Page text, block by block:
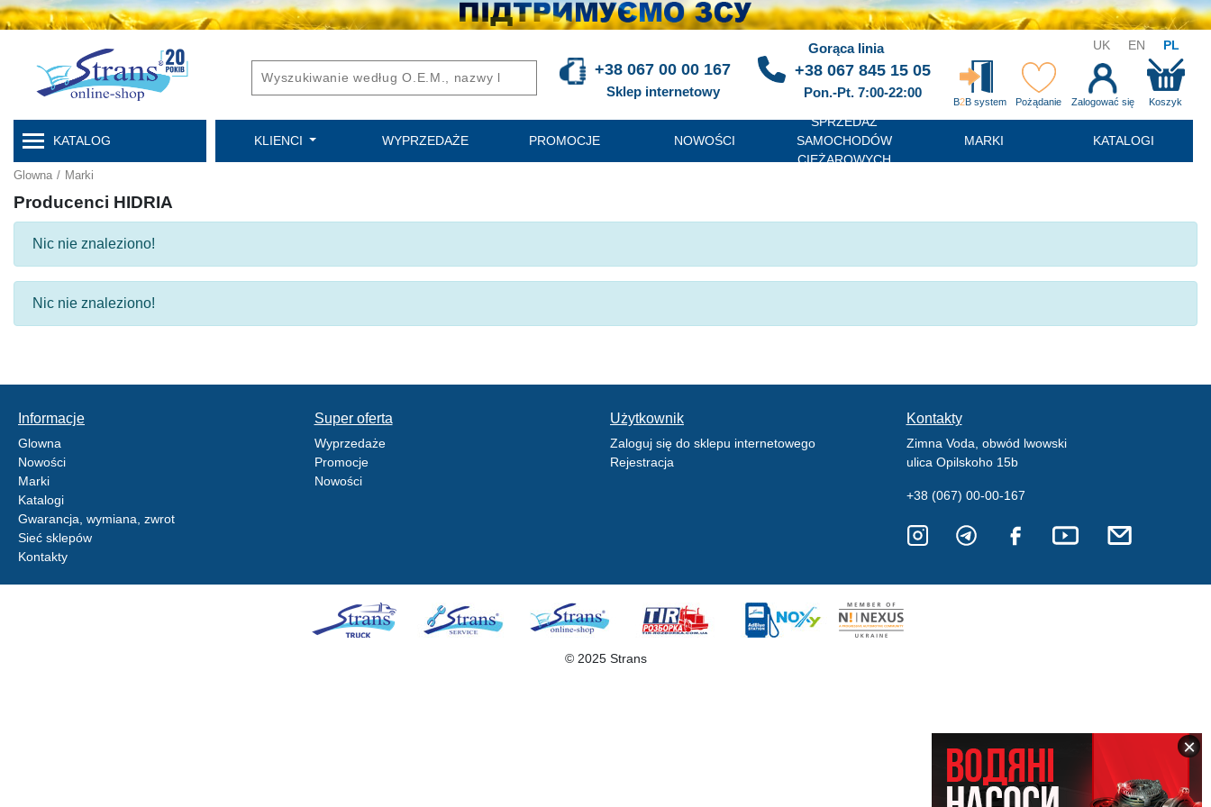
UK EN PL
+38 067 00 00 167
Sklep internetowy
Gorąca linia
+38 067 845 15 05
Pon.-Pt. 7:00-22:00
B2B system Pożądanie Zalogować się Koszyk
KATALOG KLIENCI WYPRZEDAŻE PROMOCJE NOWOŚCI
SPRZEDAŻ
SAMOCHODÓW
CIĘŻAROWYCH
MARKI KATALOGI
Glowna / Marki
Producenci HIDRIA
Nic nie znaleziono!
Nic nie znaleziono!
Informacje
Glowna
Nowości
Marki
Katalogi
Gwarancja, wymiana, zwrot
Sieć sklepów
Kontakty
Super oferta
Wyprzedaże
Promocje
Nowości
Użytkownik
Zaloguj się do sklepu internetowego
Rejestracja
Kontakty
Zimna Voda, obwód lwowski
ulica Opilskoho 15b
+38 (067) 00-00-167
© 2025 Strans
×